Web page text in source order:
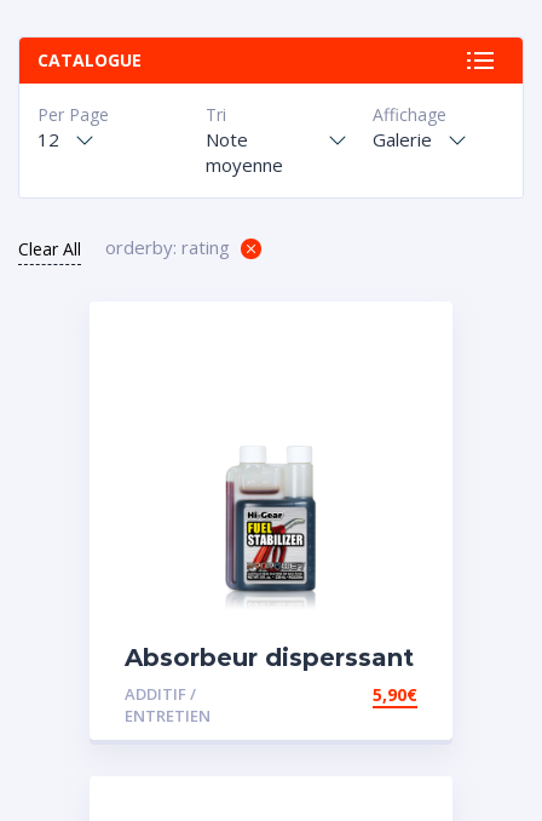
CATALOGUE
Affichage
Galerie
Tri
Note
moyenne
Per Page
12
Clear All orderby: rating
Absorbeur disperssant
d’eau pour carburant
ADDITIF /
ENTRETIEN
5,90€